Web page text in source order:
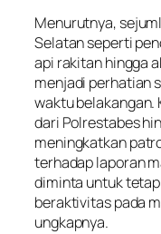
Menurutnya,
Selatan seperti
api rakitan hingga
menjadi perhatian
waktu belakangan.
dari Polrestabes
meningkatkan
terhadap laporan
diminta untuk
beraktivitas pada
ungkapnya.